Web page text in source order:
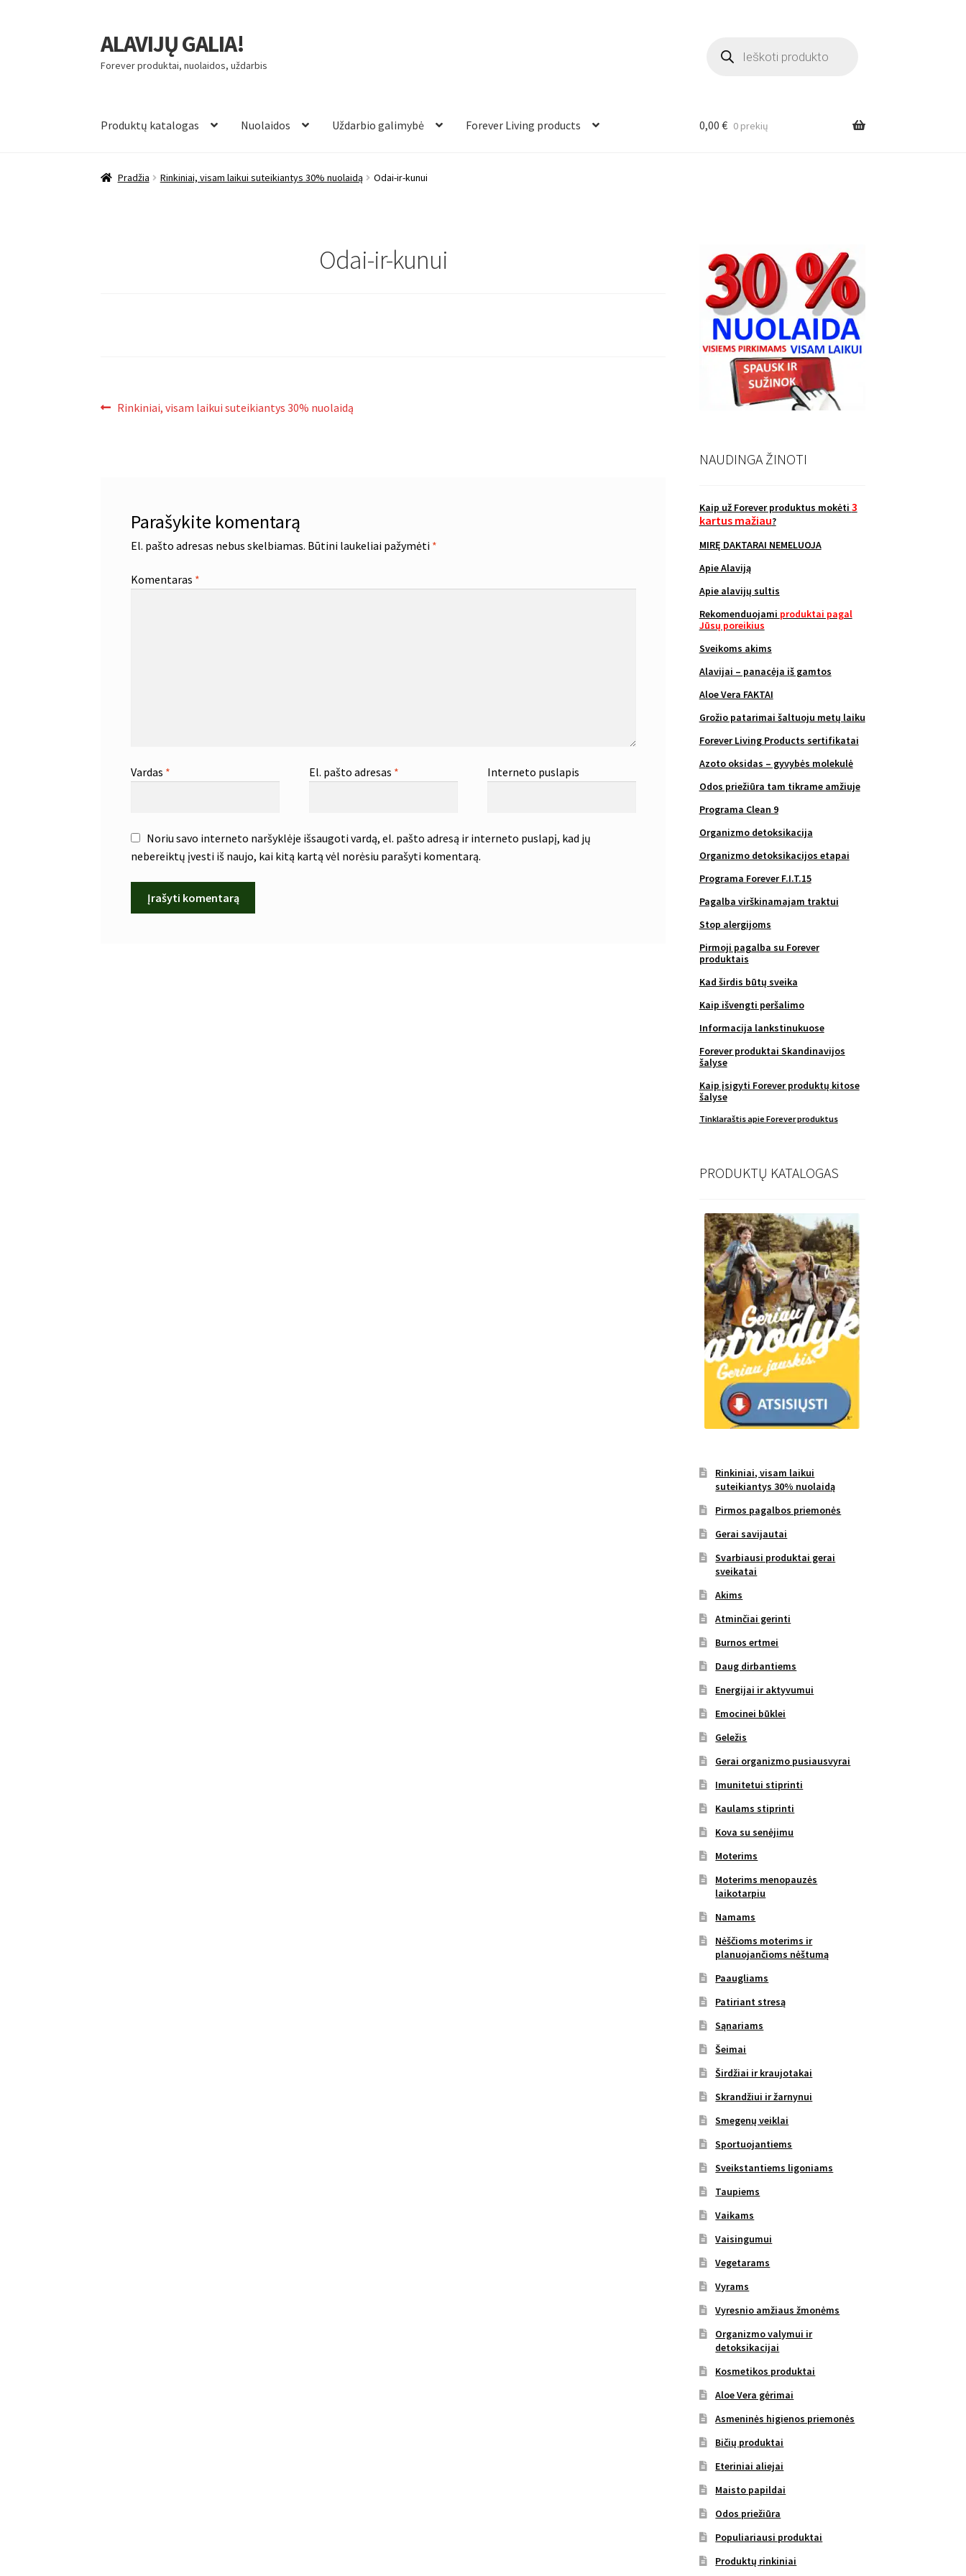
Pereiti
prie
meniu
Pereiti
prie
turinio
ALAVIJŲ GALIA!
Forever produktai, nuolaidos, uždarbis
search
Produktų katalogas Nuolaidos Uždarbio galimybė Forever Living products 0,00 € 0 prekių
Pradžia Rinkiniai, visam laikui suteikiantys 30% nuolaidą Odai-ir-kunui
Odai-ir-kunui
Navigacija
Ankstenis
Rinkiniai, visam laikui suteikiantys 30% nuolaidą
Parašykite komentarą
El. pašto adresas nebus skelbiamas. Būtini laukeliai pažymėti *
Komentaras *
Vardas * El. pašto adresas * Interneto puslapis
Noriu savo interneto naršyklėje išsaugoti vardą, el. pašto adresą ir interneto puslapį, kad jų
nebereiktų įvesti iš naujo, kai kitą kartą vėl norėsiu parašyti komentarą.
NAUDINGA ŽINOTI
Kaip už Forever produktus mokėti 3
kartus mažiau?
MIRĘ DAKTARAI NEMELUOJA
Apie Alaviją
Apie alavijų sultis
Rekomenduojami produktai pagal
Jūsų poreikius
Sveikoms akims
Alavijai – panacėja iš gamtos
Aloe Vera FAKTAI
Grožio patarimai šaltuoju metų laiku
Forever Living Products sertifikatai
Azoto oksidas – gyvybės molekulė
Odos priežiūra tam tikrame amžiuje
Programa Clean 9
Organizmo detoksikacija
Organizmo detoksikacijos etapai
Programa Forever F.I.T.15
Pagalba virškinamajam traktui
Stop alergijoms
Pirmoji pagalba su Forever
produktais
Kad širdis būtų sveika
Kaip išvengti peršalimo
Informacija lankstinukuose
Forever produktai Skandinavijos
šalyse
Kaip įsigyti Forever produktų kitose
šalyse
Tinklaraštis apie Forever produktus
PRODUKTŲ KATALOGAS
Rinkiniai, visam laikui
suteikiantys 30% nuolaidą
Pirmos pagalbos priemonės
Gerai savijautai
Svarbiausi produktai gerai
sveikatai
Akims
Atminčiai gerinti
Burnos ertmei
Daug dirbantiems
Energijai ir aktyvumui
Emocinei būklei
Geležis
Gerai organizmo pusiausvyrai
Imunitetui stiprinti
Kaulams stiprinti
Kova su senėjimu
Moterims
Moterims menopauzės
laikotarpiu
Namams
Nėščioms moterims ir
planuojančioms nėštumą
Paaugliams
Patiriant stresą
Sąnariams
Šeimai
Širdžiai ir kraujotakai
Skrandžiui ir žarnynui
Smegenų veiklai
Sportuojantiems
Sveikstantiems ligoniams
Taupiems
Vaikams
Vaisingumui
Vegetarams
Vyrams
Vyresnio amžiaus žmonėms
Organizmo valymui ir
detoksikacijai
Kosmetikos produktai
Aloe Vera gėrimai
Asmeninės higienos priemonės
Bičių produktai
Eteriniai aliejai
Maisto papildai
Odos priežiūra
Populiariausi produktai
Produktų rinkiniai